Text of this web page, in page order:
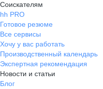
Соискателям
hh PRO
Готовое резюме
Все сервисы
Хочу у вас работать
Производственный календарь
Экспертная рекомендация
Новости и статьи
Блог